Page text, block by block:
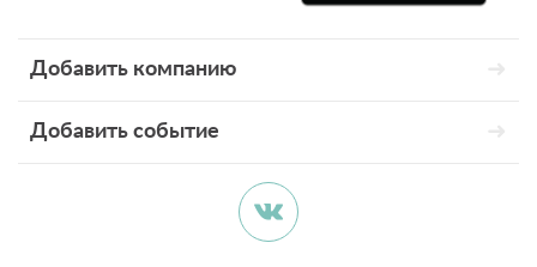
Добавить компанию
Добавить событие